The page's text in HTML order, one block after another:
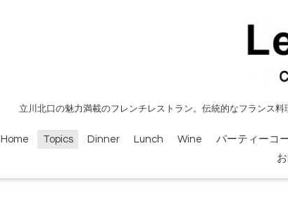
立川北口の魅力満載のフレンチレストラン。伝統的なフランス
Home Topics Dinner Lunch Wine パーティーコ